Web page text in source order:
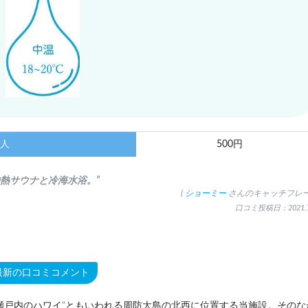
500円
熱サウナと冷海水浴。”
( ショーミー さんのキャッチフレ
口コミ投稿日：
新の口コミコメント
戸内のハワイ”ともいわれる周防大島の北西に位置する当施設。そのな